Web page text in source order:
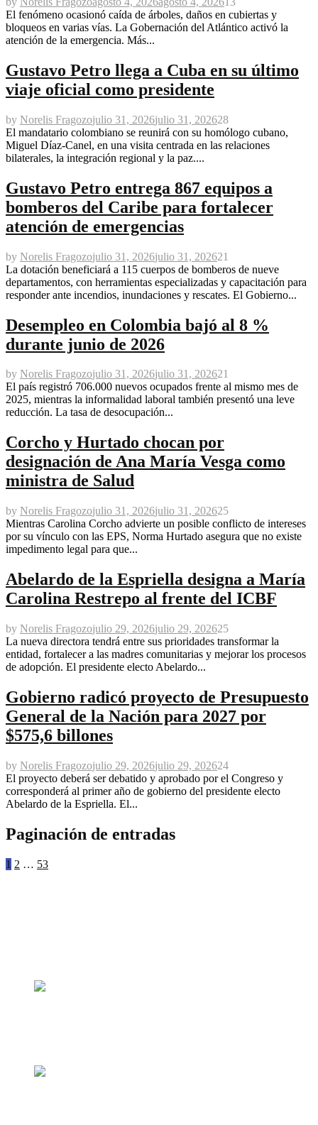
El fenómeno ocasionó caída de árboles, daños en cubiertas y
bloqueos en varias vías. La Gobernación del Atlántico activó la
atención de la emergencia. Más...
Gustavo Petro llega a Cuba en su último
viaje oficial como presidente
by Norelis Fragozojulio 31, 2026julio 31, 202628
El mandatario colombiano se reunirá con su homólogo cubano,
Miguel Díaz-Canel, en una visita centrada en las relaciones
bilaterales, la integración regional y la paz....
Gustavo Petro entrega 867 equipos a
bomberos del Caribe para fortalecer
atención de emergencias
by Norelis Fragozojulio 31, 2026julio 31, 202621
La dotación beneficiará a 115 cuerpos de bomberos de nueve
departamentos, con herramientas especializadas y capacitación para
responder ante incendios, inundaciones y rescates. El Gobierno...
Desempleo en Colombia bajó al 8 %
durante junio de 2026
by Norelis Fragozojulio 31, 2026julio 31, 202621
El país registró 706.000 nuevos ocupados frente al mismo mes de
2025, mientras la informalidad laboral también presentó una leve
reducción. La tasa de desocupación...
Corcho y Hurtado chocan por
designación de Ana María Vesga como
ministra de Salud
by Norelis Fragozojulio 31, 2026julio 31, 202625
Mientras Carolina Corcho advierte un posible conflicto de intereses
por su vínculo con las EPS, Norma Hurtado asegura que no existe
impedimento legal para que...
Abelardo de la Espriella designa a María
Carolina Restrepo al frente del ICBF
by Norelis Fragozojulio 29, 2026julio 29, 202625
La nueva directora tendrá entre sus prioridades transformar la
entidad, fortalecer a las madres comunitarias y mejorar los procesos
de adopción. El presidente electo Abelardo...
Gobierno radicó proyecto de Presupuesto
General de la Nación para 2027 por
$575,6 billones
by Norelis Fragozojulio 29, 2026julio 29, 202624
El proyecto deberá ser debatido y aprobado por el Congreso y
corresponderá al primer año de gobierno del presidente electo
Abelardo de la Espriella. El...
Paginación de entradas
1 2 … 53